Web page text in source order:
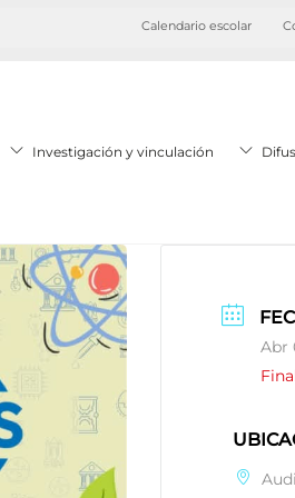
Calendario escolar
Investigación y vinculación
Abr